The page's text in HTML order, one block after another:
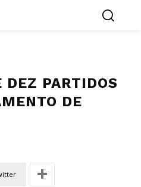
DEZ PARTIDOS
DE